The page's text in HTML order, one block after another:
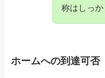
称はしっか
ホームへの到達可否